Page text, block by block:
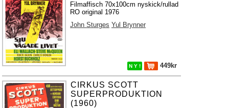
Filmaffisch 70x100cm nyskick/rullad
RO original 1976
John Sturges Yul Brynner
N Y ! 449kr
CIRKUS SCOTT
SUPERPRODUKTION
(1960)